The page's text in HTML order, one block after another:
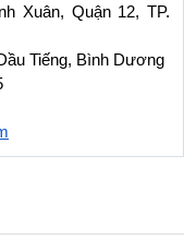
Xuân, Quận 12, TP.
Tiếng, Bình Dương